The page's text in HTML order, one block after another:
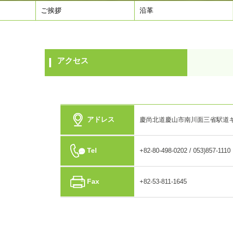
ご挨拶 沿革
アクセス
アドレス 慶尚北道慶山市南川面三省駅道
Tel +82-80-498-0202 / 053)857-1110
Fax +82-53-811-1645